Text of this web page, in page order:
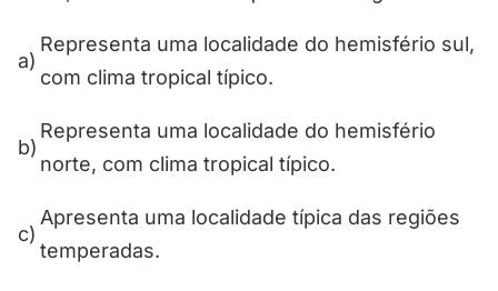
a)
Representa uma localidade do hemisfério sul,
com clima tropical típico.
b)
Representa uma localidade do hemisfério
norte, com clima tropical típico.
c)
Apresenta uma localidade típica das regiões
temperadas.